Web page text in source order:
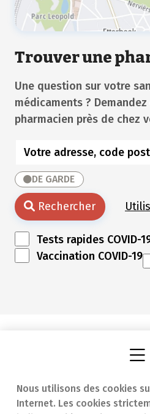
Nous utilisons des cookies
Internet. Les cookies
Trouver une
Une question sur votre
médicaments ?
pharmacien près de chez
DE GARDE
Rechercher
Tests rapides COVID-
Vaccination COVID-19
Trouver une